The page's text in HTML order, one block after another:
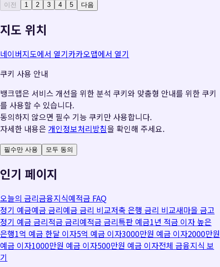
이전 1 2 3 4 5 다음
지도 위치
네이버지도에서 열기카카오맵에서 열기
쿠키 사용 안내
뱅크맵은 서비스 개선을 위한 분석 쿠키와 맞춤형 안내를 위한 쿠키
를 사용할 수 있습니다.
동의하지 않으면 필수 기능 쿠키만 사용합니다.
자세한 내용은 개인정보처리방침을 확인해 주세요.
필수만 사용 모두 동의
인기 페이지
오늘의 금리금융지식예적금 FAQ
정기 예금예금 금리예금 금리 비교저축 은행 금리 비교새마을 금고
정기 예금 금리적금 금리예적금 금리특판 예금1년 적금 이자 높은
은행1억 예금 한달 이자5억 예금 이자3000만원 예금 이자2000만원
예금 이자1000만원 예금 이자500만원 예금 이자전체 금융지식 보
기